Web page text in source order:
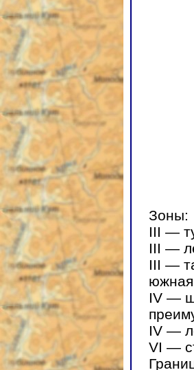
Зоны:
III —
III —
III —
IV —
IV —
VI —